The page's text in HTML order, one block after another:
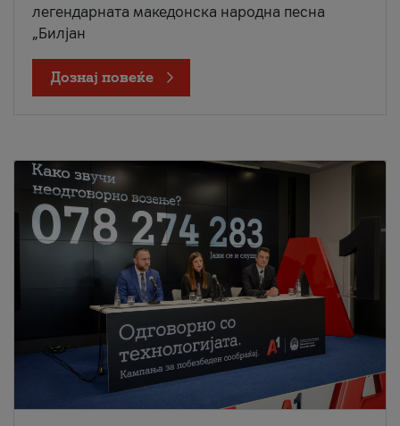
легендарната македонска народна песна
„Билјан
Дознај повеќе